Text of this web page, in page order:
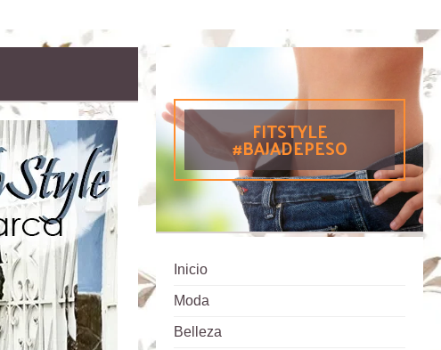
FITSTYLE
#BAJADEPESO
Inicio
Moda
Belleza